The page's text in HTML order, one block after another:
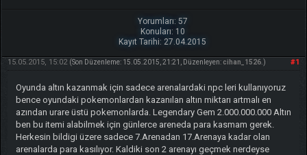
Yorumları: 57
Konuları: 10
Kayıt Tarihi: 27.04.2015
#1
15.05.2015, 15:02 (Son Düzenleme: 15.05.2015, 21:21, Düzenleyen: cihan_1526.)
Oyunda altın kazanmak için sadece arenalardaki npc leri kullanıyoruz
bence oyundaki pokemonlardan kazanılan altın miktarı artmalı en
azından urare üstü pokemonlarda. Legendary Gem 2.000.000.000 Altın
ben bu itemi alabilmek için günlerce areneda para kasmam gerek.
Herkesin bildigi üzere sadece 7.Arenadan 17.Arenaya kadar olan
arenalarda para kasılıyor. Kaldiki son 2 arenayı geçmek nerdeyse